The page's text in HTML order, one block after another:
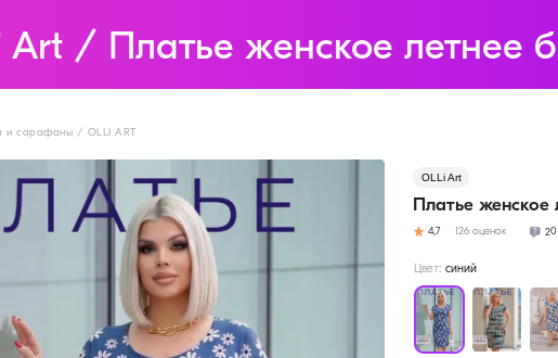
Art / Платье женское летнее
Платье
Цвет: синий
и сарафаны / OLLI ART
OLLi Art
126 оценок
4,7